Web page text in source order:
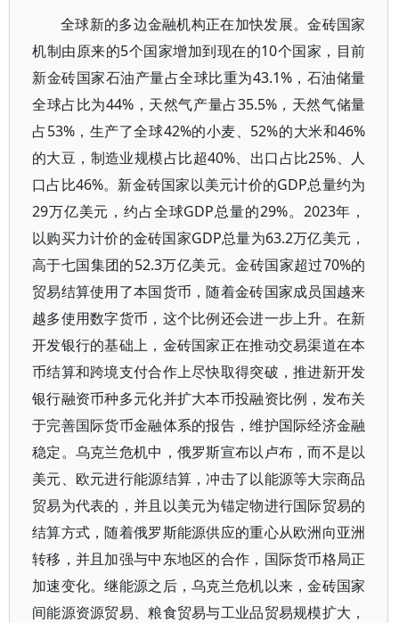
全球新的多边金融机构正在加快发展。金砖国家
机制由原来的5个国家增加到现在的10个国家，目前
新金砖国家石油产量占全球比重为43.1%，石油储量
全球占比为44%，天然气产量占35.5%，天然气储量
占53%，生产了全球42%的小麦、52%的大米和46%
的大豆，制造业规模占比超40%、出口占比25%、人
口占比46%。新金砖国家以美元计价的GDP总量约为
29万亿美元，约占全球GDP总量的29%。2023年，
以购买力计价的金砖国家GDP总量为63.2万亿美元，
高于七国集团的52.3万亿美元。金砖国家超过70%的
贸易结算使用了本国货币，随着金砖国家成员国越来
越多使用数字货币，这个比例还会进一步上升。在新
开发银行的基础上，金砖国家正在推动交易渠道在本
币结算和跨境支付合作上尽快取得突破，推进新开发
银行融资币种多元化并扩大本币投融资比例，发布关
于完善国际货币金融体系的报告，维护国际经济金融
稳定。乌克兰危机中，俄罗斯宣布以卢布，而不是以
美元、欧元进行能源结算，冲击了以能源等大宗商品
贸易为代表的，并且以美元为锚定物进行国际贸易的
结算方式，随着俄罗斯能源供应的重心从欧洲向亚洲
转移，并且加强与中东地区的合作，国际货币格局正
加速变化。继能源之后，乌克兰危机以来，金砖国家
间能源资源贸易、粮食贸易与工业品贸易规模扩大，